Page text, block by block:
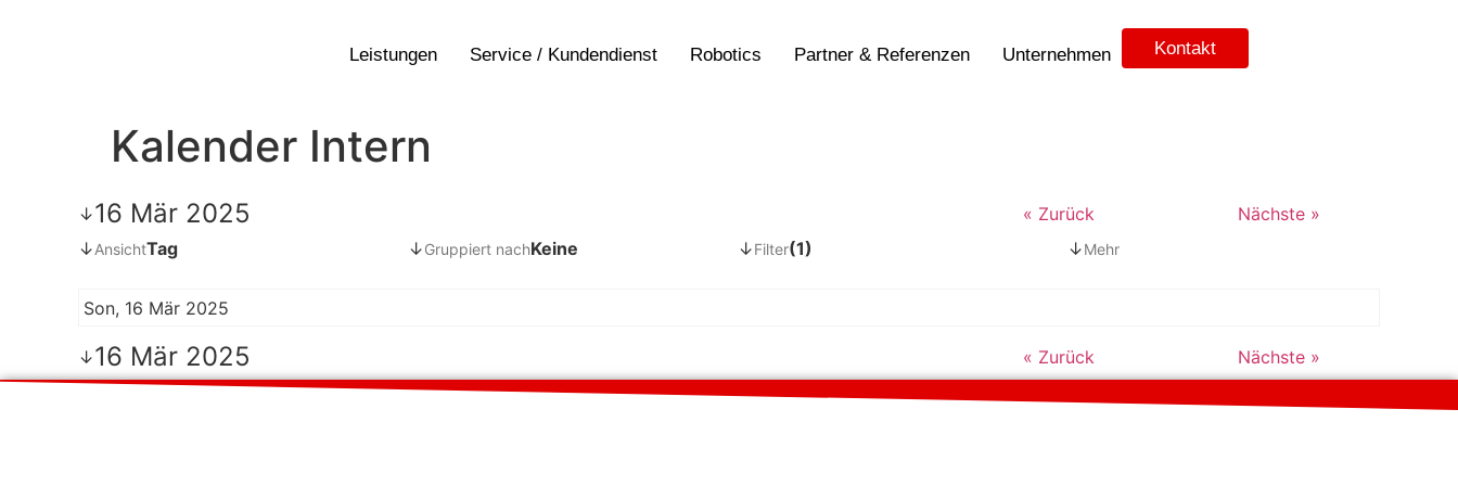
Leistungen Service / Kundendienst Robotics Partner & Referenzen Unternehmen Kontakt
Kalender Intern
↓16 Mär 2025 « Zurück
Nächste »
↓AnsichtTag ↓Gruppiert nachKeine ↓Filter(1) ↓Mehr
Son, 16 Mär 2025
↓16 Mär 2025 « Zurück Nächste »